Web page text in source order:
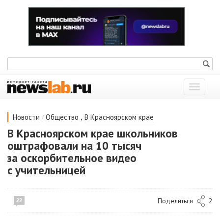
Показать
меню
Новости / Общество , В Красноярском крае
В Красноярском крае школьников
оштрафовали на 10 тысяч
за оскорбительное видео
с учительницей
22 Поделиться 2